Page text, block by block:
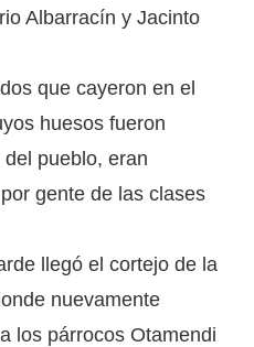
Albarracín y Jacinto
que cayeron en el
huesos fueron
pueblo, eran
gente de las clases
llegó el cortejo de la
nuevamente
los párrocos Otamendi